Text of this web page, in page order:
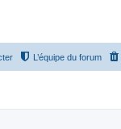
L’équipe du forum